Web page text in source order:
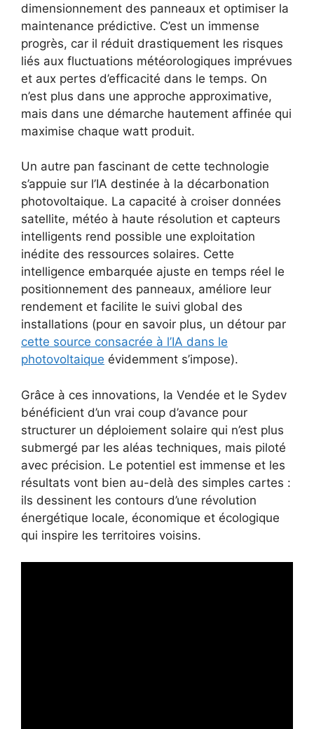
dimensionnement des panneaux et optimiser la
maintenance prédictive. C’est un immense
progrès, car il réduit drastiquement les risques
liés aux fluctuations météorologiques imprévues
et aux pertes d’efficacité dans le temps. On
n’est plus dans une approche approximative,
mais dans une démarche hautement affinée qui
maximise chaque watt produit.
Un autre pan fascinant de cette technologie
s’appuie sur l’IA destinée à la décarbonation
photovoltaique. La capacité à croiser données
satellite, météo à haute résolution et capteurs
intelligents rend possible une exploitation
inédite des ressources solaires. Cette
intelligence embarquée ajuste en temps réel le
positionnement des panneaux, améliore leur
rendement et facilite le suivi global des
installations (pour en savoir plus, un détour par
cette source consacrée à l’IA dans le
photovoltaique évidemment s’impose).
Grâce à ces innovations, la Vendée et le Sydev
bénéficient d’un vrai coup d’avance pour
structurer un déploiement solaire qui n’est plus
submergé par les aléas techniques, mais piloté
avec précision. Le potentiel est immense et les
résultats vont bien au-delà des simples cartes :
ils dessinent les contours d’une révolution
énergétique locale, économique et écologique
qui inspire les territoires voisins.